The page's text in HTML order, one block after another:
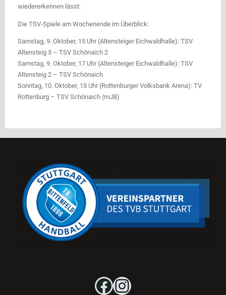
wiedererkennen lässt.
Die TSV-Spiele am Wochenende im Überblick:
Samstag, 9. Oktober, 15 Uhr (Altensteiger Eichwaldhalle): TSV
Altensteig 3 – TSV Schönaich 2
Samstag, 9. Oktober, 17 Uhr (Altensteiger Eichwaldhalle): TSV
Altensteig 2 – TSV Schönaich
Sonntag, 10. Oktober, 13 Uhr (Rottenburger Volksbank Arena): TV
Rottenburg – TSV Schönaich (mJB)
Facebook
Instagram